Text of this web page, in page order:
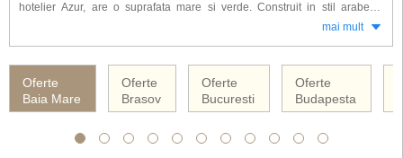
hotelier Azur, are o suprafata mare si verde. Construit in stil arabesc,
hotelul este format din 5 corpuri de cladiri, cu 1 si 2 etaje, conectate intre
Alte facilitati la hotel Arabella Azur : 3 restaurante (din restaurantul
principal se deschide o panorama cu vedere la mare), 6 baruri, 2 piscine
spalatorie, cabinet medical, coafor, magazine, internet cafe, posibilitati de
mai mult
Oferte
Baia Mare
Oferte
Brasov
Oferte
Bucuresti
Oferte
Budapesta